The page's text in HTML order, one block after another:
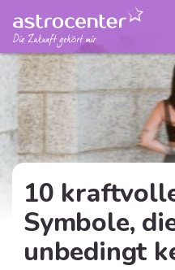
10
Symbole,
unbedingt